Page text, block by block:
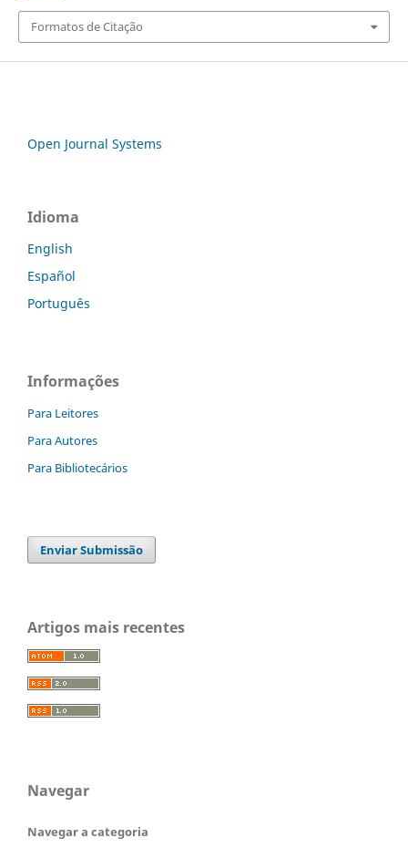
Formatos de Citação
Open Journal Systems
Idioma
English
Español
Português
Informações
Para Leitores
Para Autores
Para Bibliotecários
Enviar Submissão
Artigos mais recentes
Navegar
Navegar a categoria